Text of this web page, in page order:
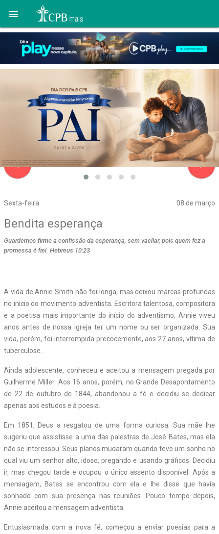

Sexta-feira 08 de março
navigate_before
Bendita esperança
Guardemos firme a confissão da esperança, sem vacilar, pois quem fez a
promessa é fiel. Hebreus 10:23
A vida de Annie Smith não foi longa, mas deixou marcas profundas
no início do movimento adventista. Escritora talentosa, compositora
e a poetisa mais importante do início do adventismo, Annie viveu
anos antes de nossa igreja ter um nome ou ser organizada. Sua
vida, porém, foi interrompida precocemente, aos 27 anos, vítima de
tuberculose.
Ainda adolescente, conheceu e aceitou a mensagem pregada por
Guilherme Miller. Aos 16 anos, porém, no Grande Desapontamento
de 22 de outubro de 1844, abandonou a fé e decidiu se dedicar
apenas aos estudos e à poesia.
Em 1851, Deus a resgatou de uma forma curiosa. Sua mãe lhe
sugeriu que assistisse a uma das palestras de José Bates, mas ela
não se interessou. Seus planos mudaram quando teve um sonho no
qual viu um senhor alto, idoso, pregando e usando gráficos. Decidiu
ir, mas chegou tarde e ocupou o único assento disponível. Após a
mensagem, Bates se encontrou com ela e lhe disse que havia
sonhado com sua presença nas reuniões. Pouco tempo depois,
Annie aceitou a mensagem adventista.
Entusiasmada com a nova fé, começou a enviar poesias para a
navigate_next